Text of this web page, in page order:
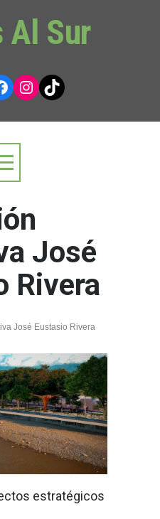
Al Sur
Instagram
TikTok
José
Rivera
José Eustasio Rivera
estratégicos